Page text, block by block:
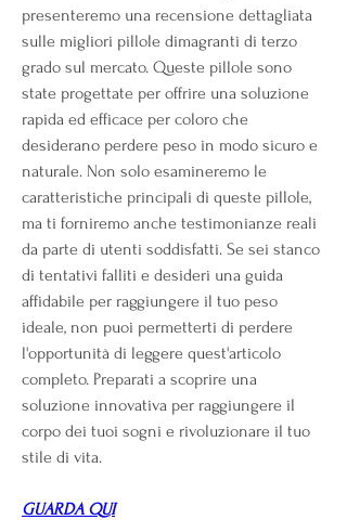
presenteremo una recensione dettagliata
sulle migliori pillole dimagranti di terzo
grado sul mercato. Queste pillole sono
state progettate per offrire una soluzione
rapida ed efficace per coloro che
desiderano perdere peso in modo sicuro e
naturale. Non solo esamineremo le
caratteristiche principali di queste pillole,
ma ti forniremo anche testimonianze reali
da parte di utenti soddisfatti. Se sei stanco
di tentativi falliti e desideri una guida
affidabile per raggiungere il tuo peso
ideale, non puoi permetterti di perdere
l'opportunità di leggere quest'articolo
completo. Preparati a scoprire una
soluzione innovativa per raggiungere il
corpo dei tuoi sogni e rivoluzionare il tuo
stile di vita.
GUARDA QUI